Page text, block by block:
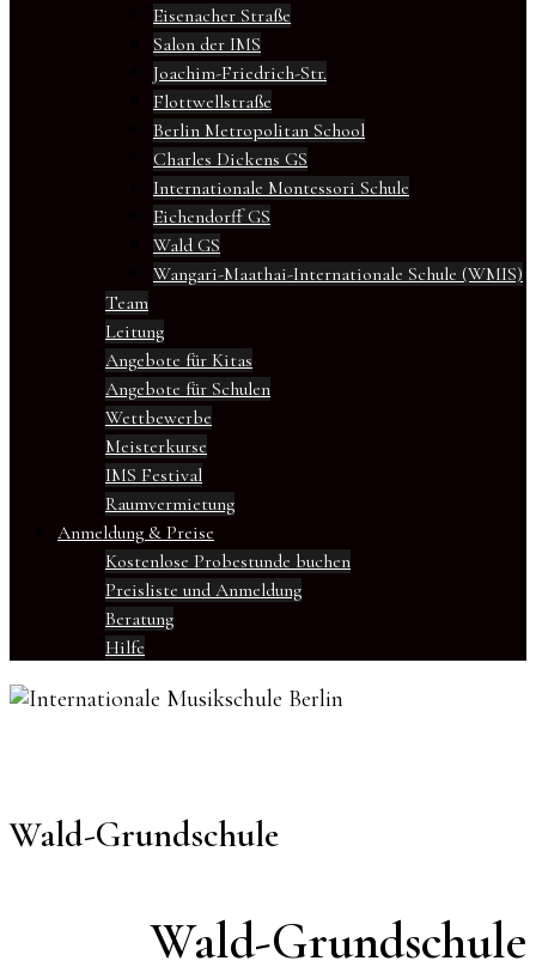
Eisenacher Straße
Salon der IMS
Joachim-Friedrich-Str.
Flottwellstraße
Berlin Metropolitan School
Charles Dickens GS
Internationale Montessori Schule
Eichendorff GS
Wald GS
Wangari-Maathai-Internationale Schule (WMIS)
Team
Leitung
Angebote für Kitas
Angebote für Schulen
Wettbewerbe
Meisterkurse
IMS Festival
Raumvermietung
Anmeldung & Preise
Kostenlose Probestunde buchen
Preisliste und Anmeldung
Beratung
Hilfe
Wald-Grundschule
Wald-Grundschule